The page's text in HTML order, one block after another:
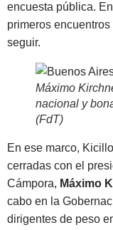
encuesta pública.
primeros
seguir.
Máximo
nacional y
(FdT)
En ese marco,
cerradas con el
Cámpora, Máximo
cabo en la
dirigentes de peso